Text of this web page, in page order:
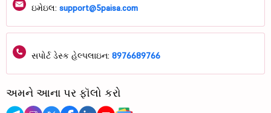
ઇમેઇલ: support@5paisa.com
સપોર્ટ ડેસ્ક હેલ્પલાઇન: 8976689766
અમને આના પર ફૉલો કરો